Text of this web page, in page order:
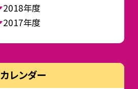
2018年度
2017年度
カレンダー